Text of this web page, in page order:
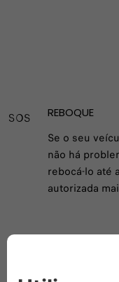
REBOQUE
Se o seu
não há
rebocá-lo até
autorizada
VIATURA DE
Se o seu